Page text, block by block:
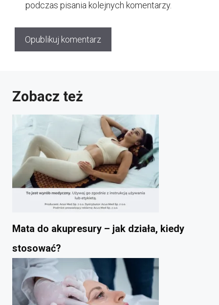
podczas pisania kolejnych komentarzy.
Zobacz też
Mata do akupresury – jak działa, kiedy
stosować?